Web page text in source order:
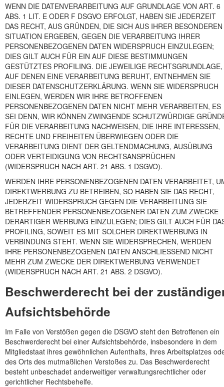
WENN DIE DATENVERARBEITUNG AUF GRUNDLAGE VON ART. 6
ABS. 1 LIT. E ODER F DSGVO ERFOLGT, HABEN SIE JEDERZEIT
DAS RECHT, AUS GRÜNDEN, DIE SICH AUS IHRER BESONDEREN
SITUATION ERGEBEN, GEGEN DIE VERARBEITUNG IHRER
PERSONENBEZOGENEN DATEN WIDERSPRUCH EINZULEGEN;
DIES GILT AUCH FÜR EIN AUF DIESE BESTIMMUNGEN
GESTÜTZTES PROFILING. DIE JEWEILIGE RECHTSGRUNDLAGE,
AUF DENEN EINE VERARBEITUNG BERUHT, ENTNEHMEN SIE
DIESER DATENSCHUTZERKLÄRUNG. WENN SIE WIDERSPRUCH
EINLEGEN, WERDEN WIR IHRE BETROFFENEN
PERSONENBEZOGENEN DATEN NICHT MEHR VERARBEITEN, ES
SEI DENN, WIR KÖNNEN ZWINGENDE SCHUTZWÜRDIGE
FÜR DIE VERARBEITUNG NACHWEISEN, DIE IHRE INTERESSEN,
RECHTE UND FREIHEITEN ÜBERWIEGEN ODER DIE
VERARBEITUNG DIENT DER GELTENDMACHUNG, AUSÜBUNG
ODER VERTEIDIGUNG VON RECHTSANSPRÜCHEN
(WIDERSPRUCH NACH ART. 21 ABS. 1 DSGVO).
WERDEN IHRE PERSONENBEZOGENEN DATEN VERARBEITET,
DIREKTWERBUNG ZU BETREIBEN, SO HABEN SIE DAS RECHT,
JEDERZEIT WIDERSPRUCH GEGEN DIE VERARBEITUNG SIE
BETREFFENDER PERSONENBEZOGENER DATEN ZUM ZWECKE
DERARTIGER WERBUNG EINZULEGEN; DIES GILT AUCH FÜR
PROFILING, SOWEIT ES MIT SOLCHER DIREKTWERBUNG IN
VERBINDUNG STEHT. WENN SIE WIDERSPRECHEN, WERDEN
IHRE PERSONENBEZOGENEN DATEN ANSCHLIESSEND NICHT
MEHR ZUM ZWECKE DER DIREKTWERBUNG VERWENDET
(WIDERSPRUCH NACH ART. 21 ABS. 2 DSGVO).
Beschwerde­recht bei der
Aufsichts­behörde
Im Falle von Verstößen gegen die DSGVO steht den Betroffenen ein
Beschwerderecht bei einer Aufsichtsbehörde, insbesondere in dem
Mitgliedstaat ihres gewöhnlichen Aufenthalts, ihres Arbeitsplatzes
des Orts des mutmaßlichen Verstoßes zu. Das Beschwerderecht
besteht unbeschadet anderweitiger verwaltungsrechtlicher oder
gerichtlicher Rechtsbehelfe.